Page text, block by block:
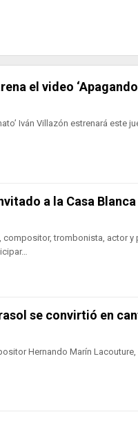
el video
Iván Villazón estrenará
a la Casa Blanca
compositor, trombonista, actor
se convirtió en
Hernando Marín